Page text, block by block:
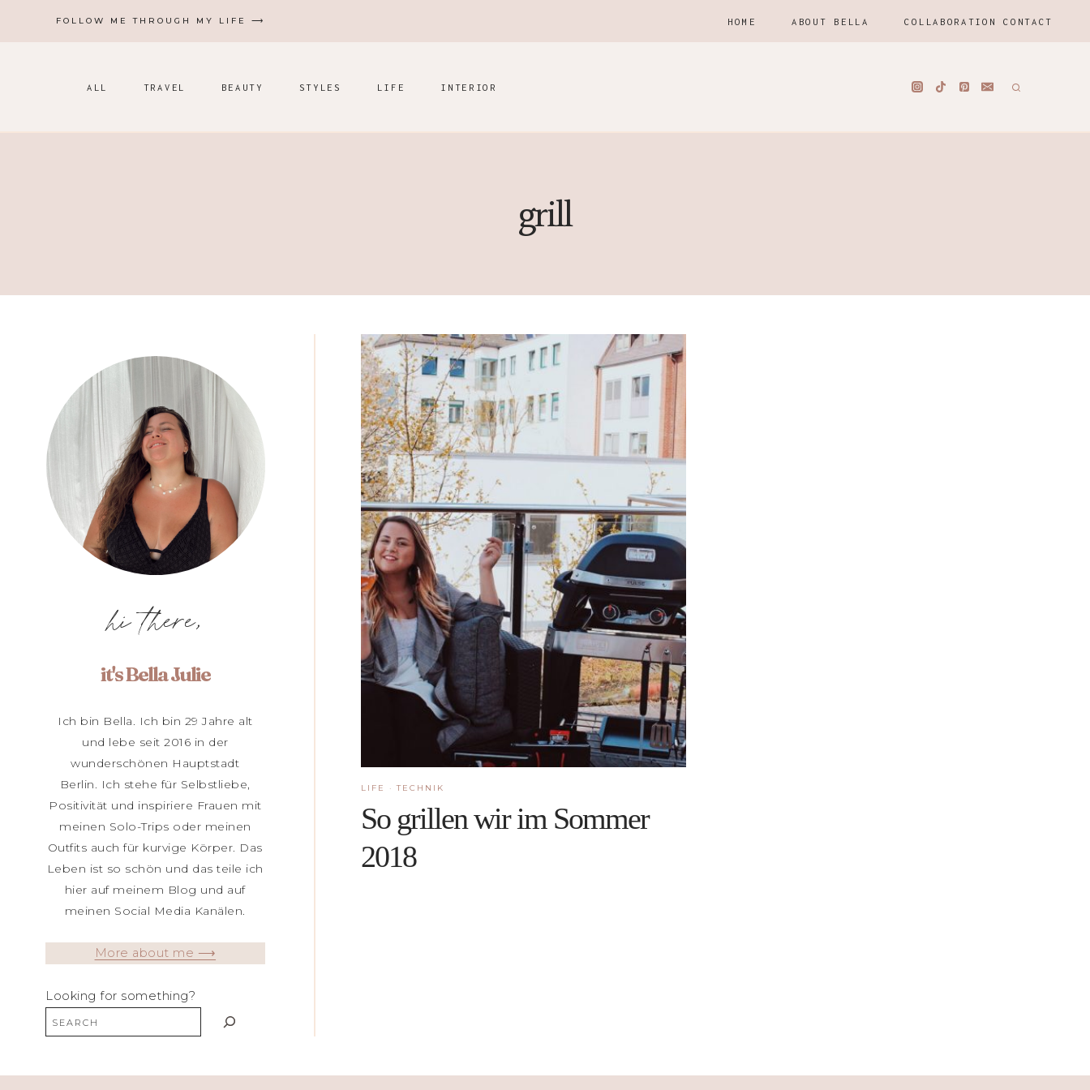
FOLLOW ME THROUGH MY LIFE ⟶ HOME ABOUT BELLA COLLABORATION CONTACT
ALL TRAVEL BEAUTY STYLES LIFE INTERIOR
grill
LIFE ·TECHNIK
So grillen wir im Sommer
2018
hi there,
it's Bella Julie
Ich bin Bella. Ich bin 29 Jahre alt
und lebe seit 2016 in der
wunderschönen Hauptstadt
Berlin. Ich stehe für Selbstliebe,
Positivität und inspiriere Frauen mit
meinen Solo-Trips oder meinen
Outfits auch für kurvige Körper. Das
Leben ist so schön und das teile ich
hier auf meinem Blog und auf
meinen Social Media Kanälen.
More about me ⟶
Looking for something?